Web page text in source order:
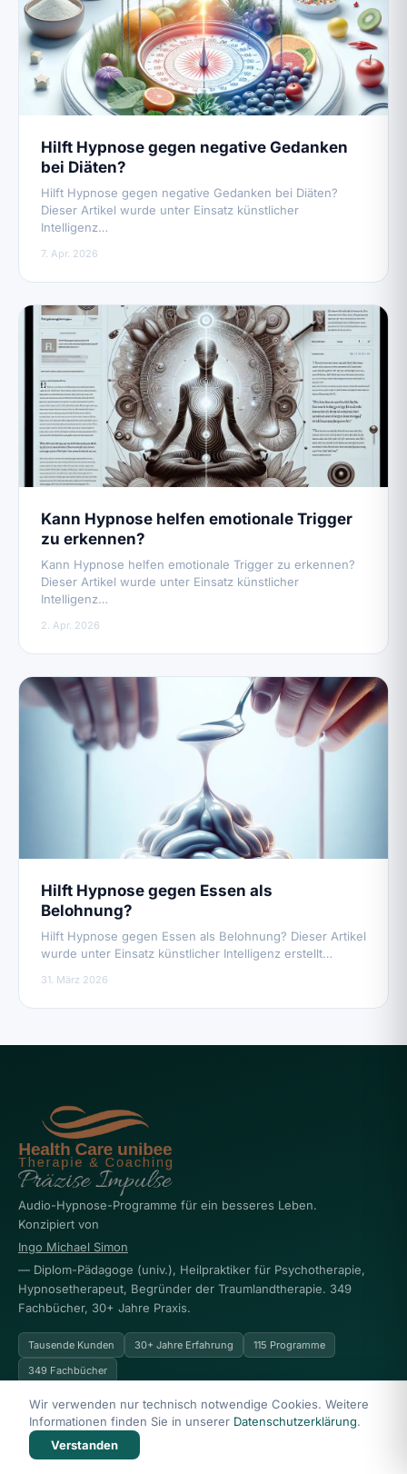
Hilft Hypnose gegen negative Gedanken
bei Diäten?
Hilft Hypnose gegen negative Gedanken bei Diäten?
Dieser Artikel wurde unter Einsatz künstlicher
Intelligenz…
7. Apr. 2026
Kann Hypnose helfen emotionale Trigger
zu erkennen?
Kann Hypnose helfen emotionale Trigger zu erkennen?
Dieser Artikel wurde unter Einsatz künstlicher
Intelligenz…
2. Apr. 2026
Hilft Hypnose gegen Essen als
Belohnung?
Hilft Hypnose gegen Essen als Belohnung? Dieser Artikel
wurde unter Einsatz künstlicher Intelligenz erstellt…
31. März 2026
Audio-Hypnose-Programme für ein besseres Leben.
Konzipiert von
Ingo Michael Simon
— Diplom-Pädagoge (univ.), Heilpraktiker für Psychotherapie,
Hypnosetherapeut, Begründer der Traumlandtherapie. 349
Fachbücher, 30+ Jahre Praxis.
Tausende Kunden 30+ Jahre Erfahrung
115 Programme
349 Fachbücher
PROGRAMME
Mentale Gesundheit
UNIBEE
Wir verwenden nur technisch notwendige Cookies. Weitere
Informationen finden Sie in unserer Datenschutzerklärung.
Verstanden